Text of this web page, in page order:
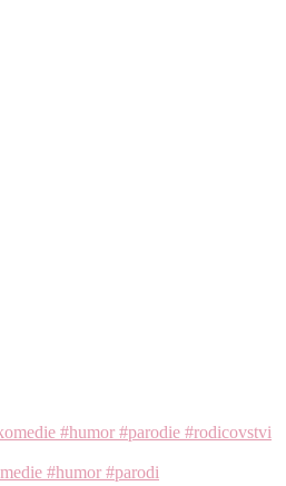
#humor #parodi